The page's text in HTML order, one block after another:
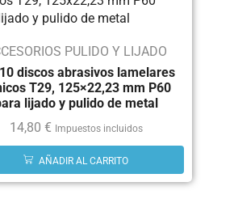
PULIDO Y LIJADO
discos abrasivos lamelares
T29, 125×22,23 mm P60
lijado y pulido de metal
14,80 € Impuestos incluidos
AÑADIR AL CARRITO